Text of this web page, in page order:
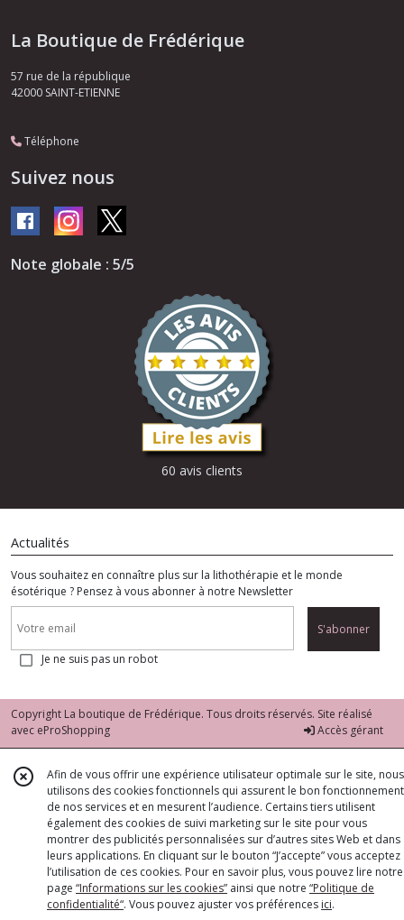
La Boutique de Frédérique
57 rue de la république
42000 SAINT-ETIENNE
Téléphone
Suivez nous
Note globale : 5/5
60 avis clients
Actualités
Vous souhaitez en connaître plus sur la lithothérapie et le monde
ésotérique ? Pensez à vous abonner à notre Newsletter
S'abonner
Je ne suis pas un robot
Copyright La boutique de Frédérique. Tous droits réservés. Site réalisé
avec eProShopping Accès gérant
Afin de vous offrir une expérience utilisateur optimale sur le site, nous
utilisons des cookies fonctionnels qui assurent le bon fonctionnement
de nos services et en mesurent l’audience. Certains tiers utilisent
également des cookies de suivi marketing sur le site pour vous
montrer des publicités personnalisées sur d’autres sites Web et dans
leurs applications. En cliquant sur le bouton “J’accepte” vous acceptez
l’utilisation de ces cookies. Pour en savoir plus, vous pouvez lire notre
page “Informations sur les cookies” ainsi que notre “Politique de
confidentialité“. Vous pouvez ajuster vos préférences ici.